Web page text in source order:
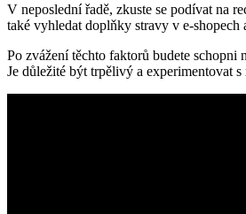
V neposlední řadě, zkuste se podívat na
také vyhledat doplňky stravy v e-
Po zvážení těchto faktorů budete
Je důležité být trpělivý a experimentovat